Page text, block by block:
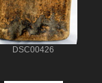
DSC00426